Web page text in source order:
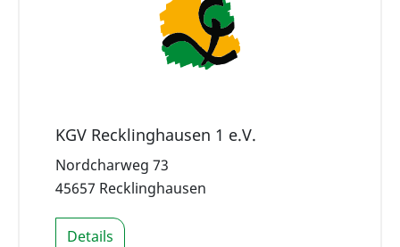
KGV Recklinghausen 1 e.V.
Nordcharweg 73
45657 Recklinghausen
Details